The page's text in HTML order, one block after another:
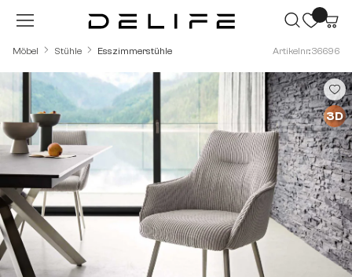
Zum Hauptinhalt springen
Möbel Stühle Esszimmerstühle Artikelnr.: 36696
Bildergalerie überspringen
3D